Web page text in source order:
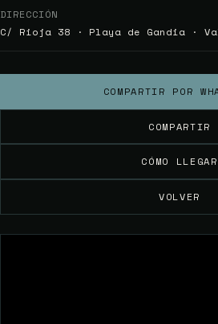
DIRECCIÓN
C/ Rioja 38 · Playa de Gandia ·
COMPARTIR POR
COMPARTIR
CÓMO LLEGAR
VOLVER